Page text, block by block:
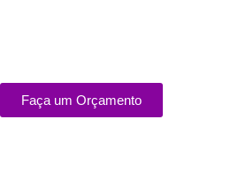
Faça um Orçamento